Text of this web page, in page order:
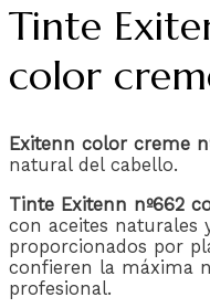
Tinte
color
Exitenn color creme
natural del cabello.
Tinte Exitenn nº662
con aceites naturales
proporcionados por
confieren la máxima
profesional.